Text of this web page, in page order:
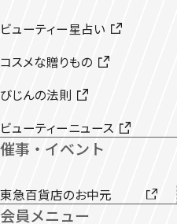
ビューティー星占い
コスメな贈りもの
びじんの法則
ビューティーニュース
催事・イベント
東急百貨店のお中元
会員メニュー